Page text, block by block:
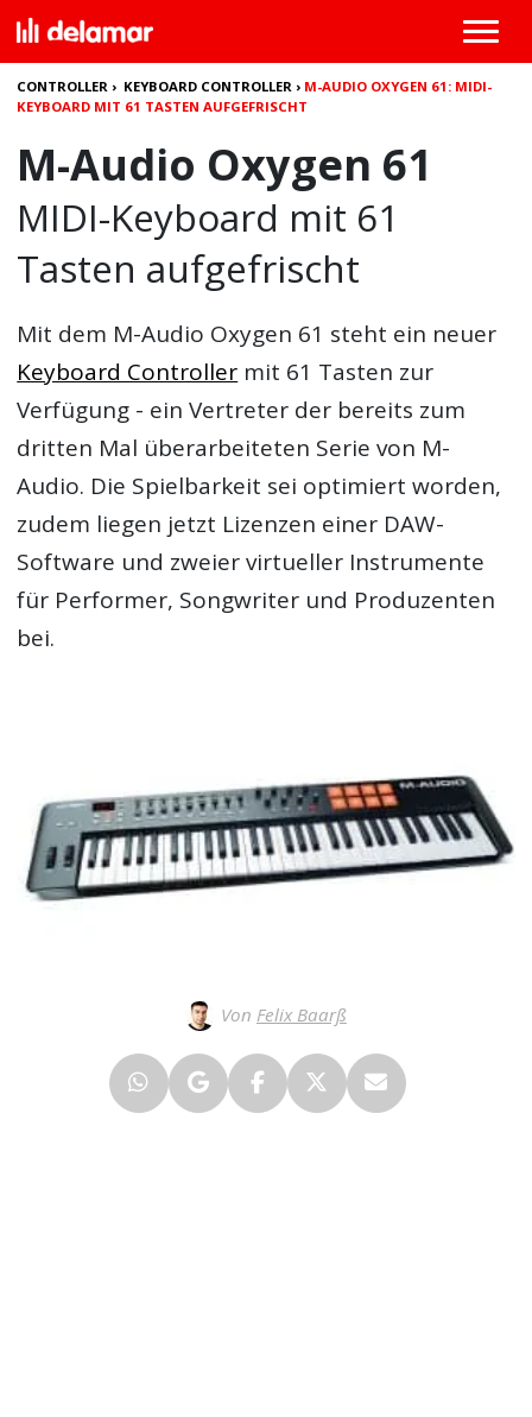
CONTROLLER › KEYBOARD CONTROLLER › M-AUDIO OXYGEN 61: MIDI-
KEYBOARD MIT 61 TASTEN AUFGEFRISCHT
M-Audio Oxygen 61
MIDI-Keyboard mit 61
Tasten aufgefrischt
Mit dem M-Audio Oxygen 61 steht ein neuer
Keyboard Controller mit 61 Tasten zur
Verfügung - ein Vertreter der bereits zum
dritten Mal überarbeiteten Serie von M-
Audio. Die Spielbarkeit sei optimiert worden,
zudem liegen jetzt Lizenzen einer DAW-
Software und zweier virtueller Instrumente
für Performer, Songwriter und Produzenten
bei.
Von Felix Baarß